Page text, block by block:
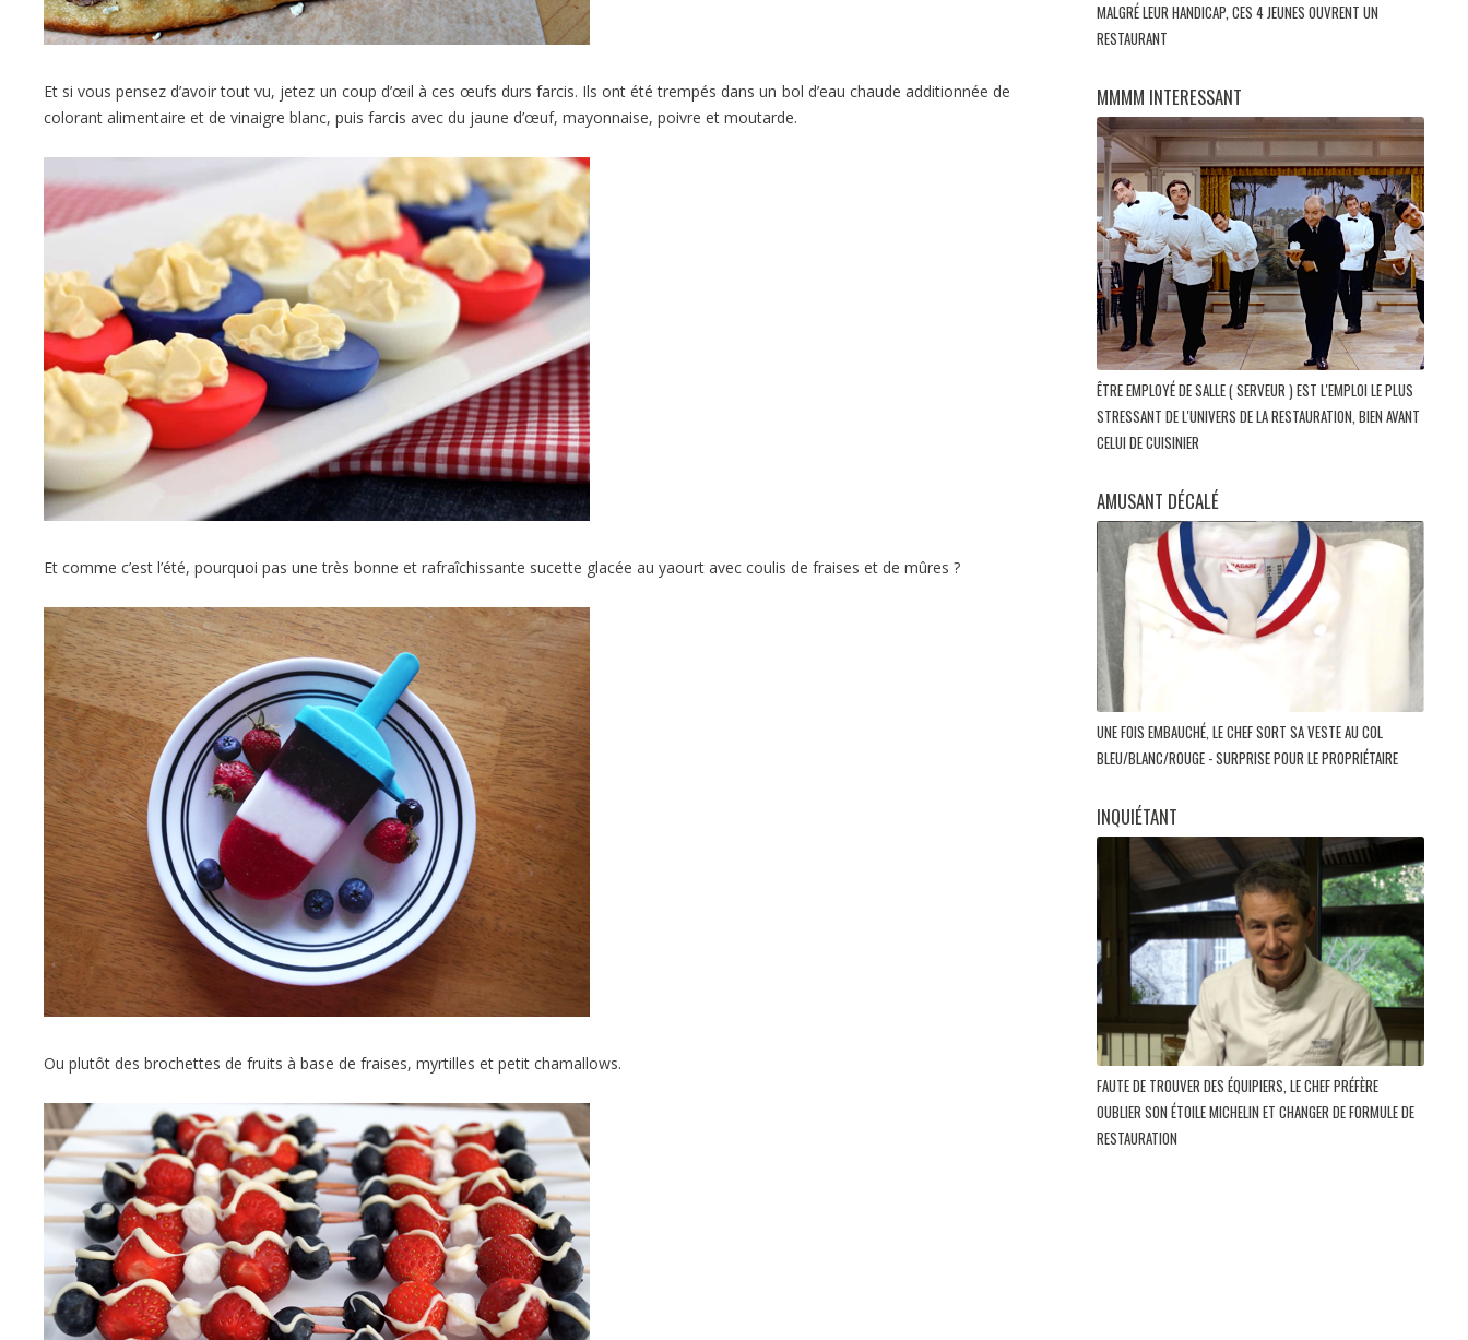
Et si vous pensez d’avoir tout vu, jetez un coup d’œil à ces œufs durs farcis. Ils ont été trempés dans un bol d’eau chaude additionnée de
colorant alimentaire et de vinaigre blanc, puis farcis avec du jaune d’œuf, mayonnaise, poivre et moutarde.
Et comme c’est l’été, pourquoi pas une très bonne et rafraîchissante sucette glacée au yaourt avec coulis de fraises et de mûres ?
Ou plutôt des brochettes de fruits à base de fraises, myrtilles et petit chamallows.
MALGRÉ LEUR HANDICAP, CES 4 JEUNES OUVRENT UN
RESTAURANT
MMMM INTERESSANT
ÊTRE EMPLOYÉ DE SALLE ( SERVEUR ) EST L'EMPLOI LE PLUS
STRESSANT DE L'UNIVERS DE LA RESTAURATION, BIEN AVANT
CELUI DE CUISINIER
AMUSANT DÉCALÉ
UNE FOIS EMBAUCHÉ, LE CHEF SORT SA VESTE AU COL
BLEU/BLANC/ROUGE - SURPRISE POUR LE PROPRIÉTAIRE
INQUIÉTANT
FAUTE DE TROUVER DES ÉQUIPIERS, LE CHEF PRÉFÈRE
OUBLIER SON ÉTOILE MICHELIN ET CHANGER DE FORMULE DE
RESTAURATION